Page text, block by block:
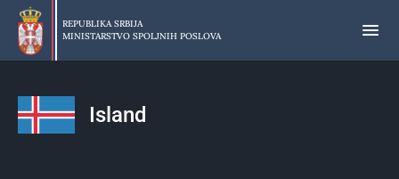
Preskoči
glavni
deo
REPUBLIKA SRBIJA
MINISTARSTVO SPOLJNIH POSLOVA
Island